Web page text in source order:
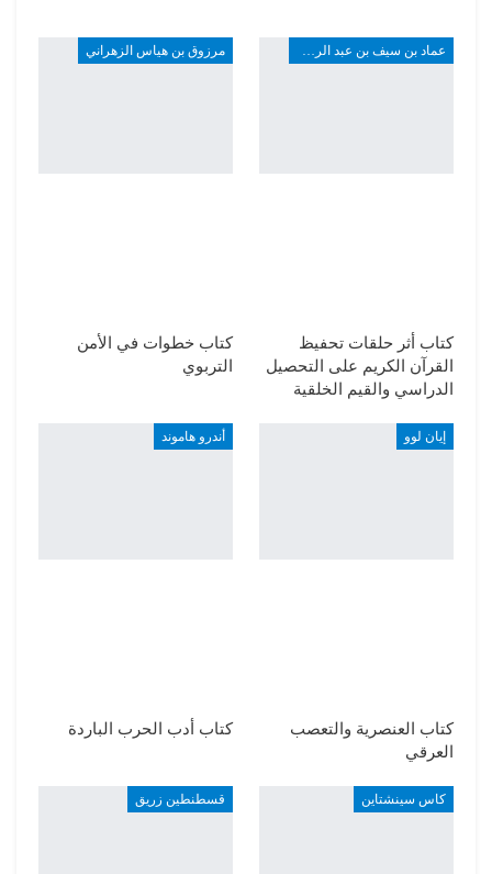
عماد بن سيف بن عبد الرحمن
كتاب أثر حلقات تحفيظ
القرآن الكريم على التحصيل
الدراسي والقيم الخلقية
مرزوق بن هياس الزهراني
كتاب خطوات في الأمن
التربوي
إيان لوو
كتاب العنصرية والتعصب
العرقي
أندرو هاموند
كتاب أدب الحرب الباردة
كاس سينشتاين قسطنطين زريق